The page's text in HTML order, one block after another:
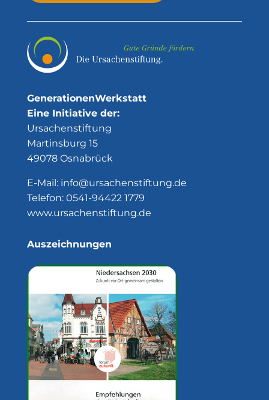
GenerationenWerkstatt
Eine Initiative der:
Ursachenstiftung
Martinsburg 15
49078 Osnabrück
E-Mail: info@ursachenstiftung.de
Telefon: 0541-94422 1779
www.ursachenstiftung.de
Auszeichnungen